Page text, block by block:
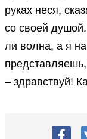
руках неся,
со своей
ли волна, а я
– здравствуй!